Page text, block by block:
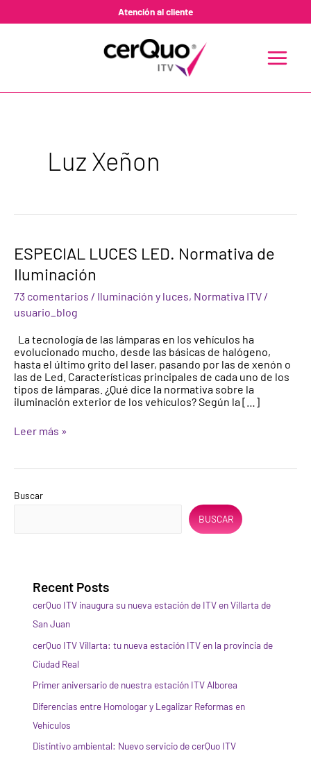
Atención al cliente
MENU
Luz Xeñon
ESPECIAL LUCES LED. Normativa de
Iluminación
73 comentarios / Iluminación y luces, Normativa ITV /
usuario_blog
La tecnología de las lámparas en los vehículos ha
evolucionado mucho, desde las básicas de halógeno,
hasta el último grito del laser, pasando por las de xenón o
las de Led. Características principales de cada uno de los
tipos de lámparas. ¿Qué dice la normativa sobre la
iluminación exterior de los vehículos? Según la […]
ESPECIAL
LUCES
LED.
de
Iluminación
Leer más »
Buscar
BUSCAR
Recent Posts
cerQuo ITV inaugura su nueva estación de ITV en Villarta de
San Juan
cerQuo ITV Villarta: tu nueva estación ITV en la provincia de
Ciudad Real
Primer aniversario de nuestra estación ITV Alborea
Diferencias entre Homologar y Legalizar Reformas en
Vehículos
Distintivo ambiental: Nuevo servicio de cerQuo ITV